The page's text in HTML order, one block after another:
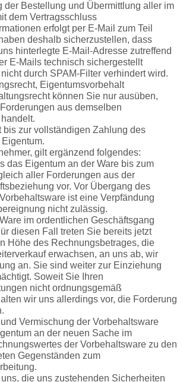
der Bestellung und Übermittlung aller im
dem Vertragsschluss
erfolgt per E-Mail zum Teil
deshalb sicherzustellen, dass
hinterlegte E-Mail-Adresse zutreffend
E-Mails technisch sichergestellt
durch SPAM-Filter verhindert wird.
Eigentumsvorbehalt
können Sie nur ausüben,
aus demselben
bis zur vollständigen Zahlung des
gilt ergänzend folgendes:
das Eigentum an der Ware bis zum
aller Forderungen aus der
vor. Vor Übergang des
ist eine Verpfändung
nicht zulässig.
im ordentlichen Geschäftsgang
diesen Fall treten Sie bereits jetzt
Höhe des Rechnungsbetrages, die
erwachsen, an uns ab, wir
an. Sie sind weiter zur Einziehung
Soweit Sie Ihren
nicht ordnungsgemäß
wir uns allerdings vor, die Forderung
Vermischung der Vorbehaltsware
an der neuen Sache im
der Vorbehaltsware zu den
Gegenständen zum
die uns zustehenden Sicherheiten